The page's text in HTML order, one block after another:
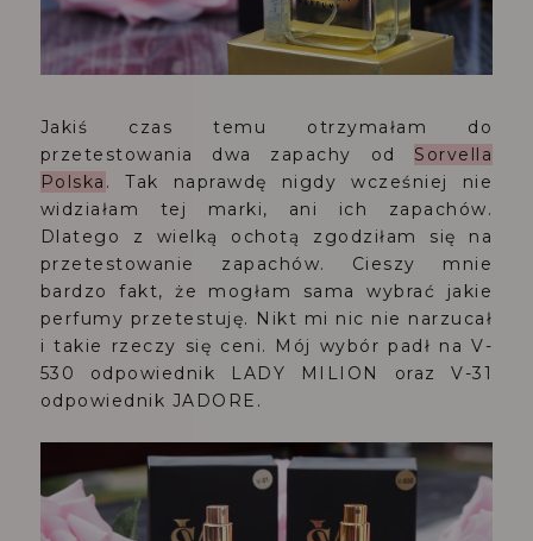
Jakiś czas temu otrzymałam do
przetestowania dwa zapachy od Sorvella
Polska . Tak naprawdę nigdy wcześniej nie
widziałam tej marki, ani ich zapachów.
Dlatego z wielką ochotą zgodziłam się na
przetestowanie zapachów. Cieszy mnie
bardzo fakt, że mogłam sama wybrać jakie
perfumy przetestuję. Nikt mi nic nie narzucał
i takie rzeczy się ceni. Mój wybór padł na V-
530 odpowiednik LADY MILION oraz V-31
odpowiednik JADORE.